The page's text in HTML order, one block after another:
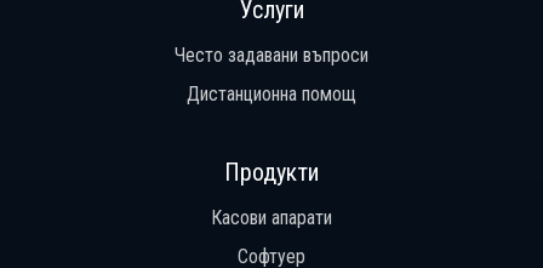
Услуги
Често задавани въпроси
Дистанционна помощ
Продукти
Касови апарати
Софтуер